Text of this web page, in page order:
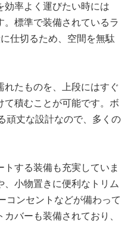
効率よく運びたい時には
。標準で装備されているラ
仕切るため、空間を無駄
れたものを、上段にはすぐ
て積むことが可能です。ボ
頑丈な設計なので、多くの
する装備も充実していま
小物置きに便利なトリム
コンセントなどが備わって
バーも装備されており、